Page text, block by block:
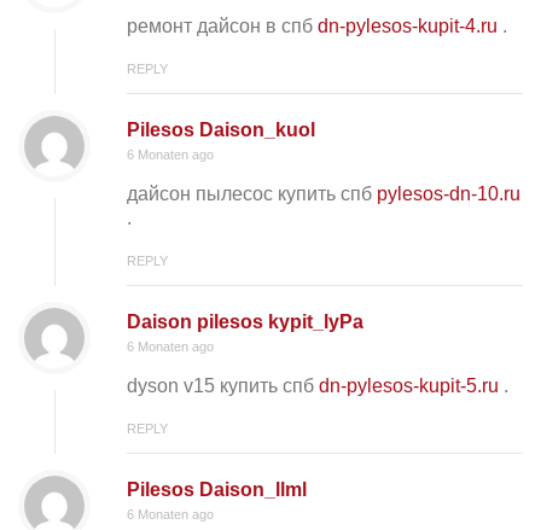
ремонт дайсон в спб dn-pylesos-kupit-4.ru .
REPLY
Pilesos Daison_kuol
6 Monaten ago
дайсон пылесос купить спб pylesos-dn-10.ru
.
REPLY
Daison pilesos kypit_lyPa
6 Monaten ago
dyson v15 купить спб dn-pylesos-kupit-5.ru .
REPLY
Pilesos Daison_llml
6 Monaten ago